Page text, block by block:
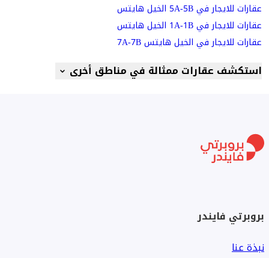
عقارات للايجار في 5A-5B الخيل هايتس
عقارات للايجار في 1A-1B الخيل هايتس
عقارات للايجار في الخيل هايتس 7A-7B
استكشف عقارات ممثالة في مناطق أخرى
بروبرتي فايندر
نبذة عنا